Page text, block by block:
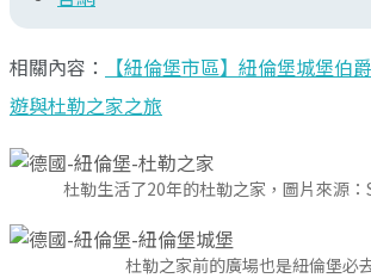
相關內容：
【紐倫堡市區】紐倫堡城堡伯
遊與杜勒之家之旅
杜勒生活了20年的杜勒之家，圖片來源
杜勒之家前的廣場也是紐倫堡必